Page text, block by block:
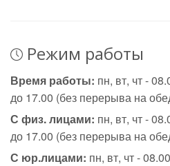
Режим работы
Время работы: пн, вт, чт -
до 17.00 (без перерыва на
С физ. лицами: пн, вт, чт -
до 17.00 (без перерыва на
С юр.лицами: пн, вт, чт -